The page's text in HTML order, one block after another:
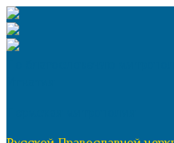
Перейти
к
содержимому